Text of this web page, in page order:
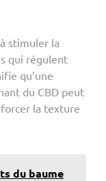
stimuler la
qui régulent
qu’une
du CBD peut
la texture
du baume